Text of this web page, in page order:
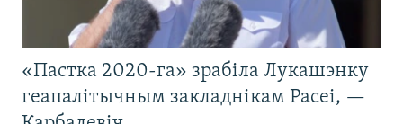
«Пастка 2020-га» зрабіла Лукашэнку
геапалітычным закладнікам Расеі, —